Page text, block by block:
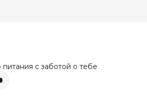
с заботой о тебе